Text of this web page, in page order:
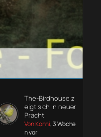
The-Birdhouse z
eigt sich in neuer
Pracht
Von Konni, 3 Woche
n vor